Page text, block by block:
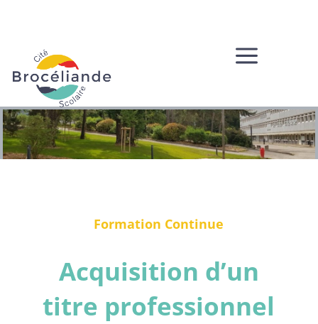
a
Formation Continue
Acquisition d’un
titre professionnel